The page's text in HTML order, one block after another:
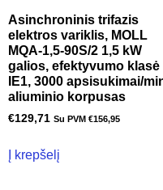
Asinchroninis trifazis
elektros variklis, MOLL
MQA-1,5-90S/2 1,5 kW
galios, efektyvumo klasė
IE1, 3000 apsisukimai/
aliuminio korpusas
€129,71 Su PVM €156,95
Į krepšelį